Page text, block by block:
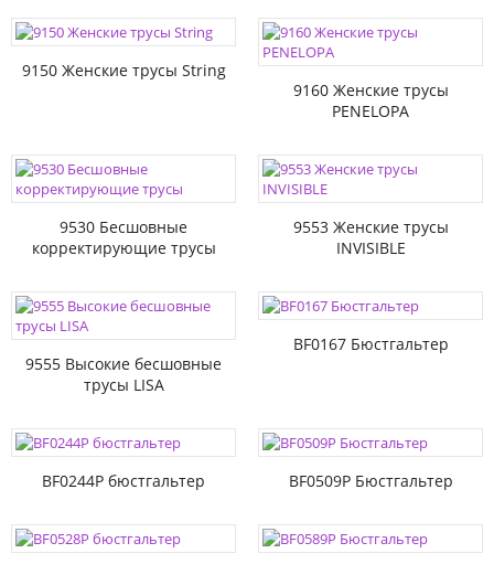
9150 Женские трусы String
9160 Женские трусы
PENELOPA
9530 Бесшовные
корректирующие трусы
9553 Женские трусы
INVISIBLE
9555 Высокие бесшовные
трусы LISA
BF0167 Бюстгальтер
BF0244P бюстгальтер BF0509P Бюстгальтер